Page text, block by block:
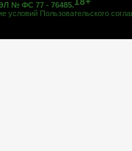
№ ФС 77 - 76485.
условий Пользовательского